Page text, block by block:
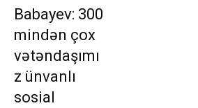
Babayev: 300
mindən çox
vətəndaşımı
z ünvanlı
sosial